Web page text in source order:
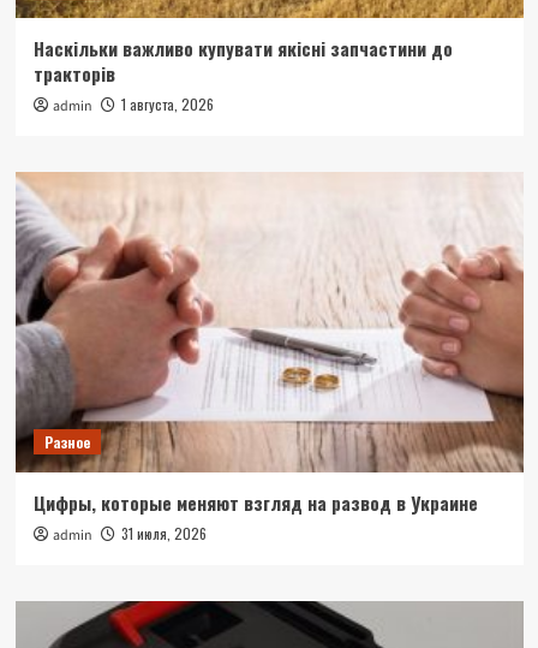
Наскільки важливо купувати якісні запчастини до
тракторів
admin 1 августа, 2026
Разное
Цифры, которые меняют взгляд на развод в Украине
admin 31 июля, 2026